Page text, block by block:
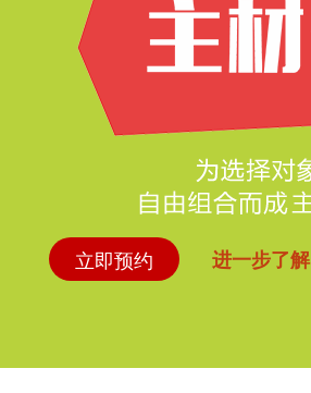
立即预约 进一步了解